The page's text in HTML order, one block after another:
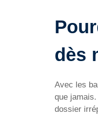
dès
Avec les
que
dossier